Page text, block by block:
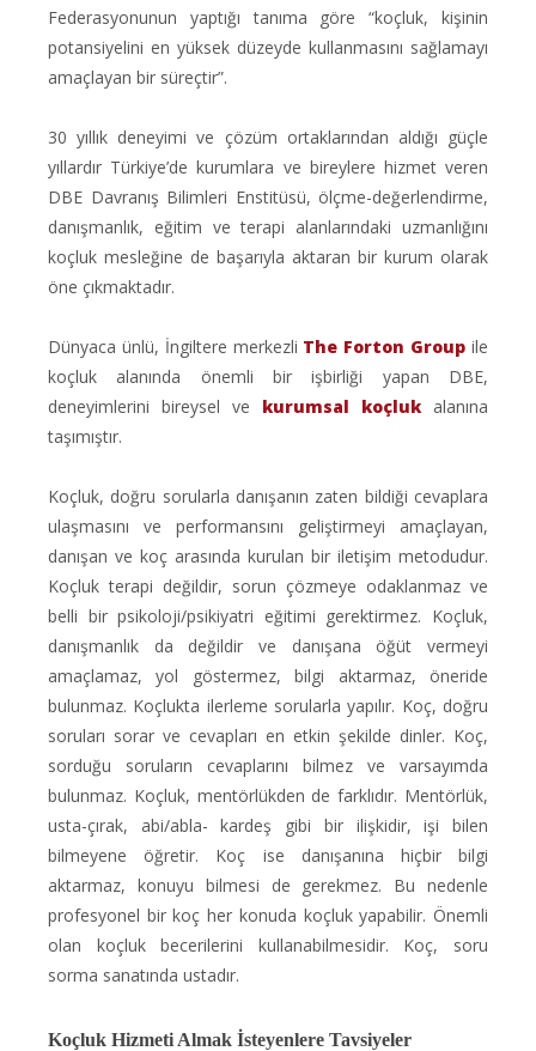
Federasyonunun yaptığı tanıma göre “koçluk, kişinin
potansiyelini en yüksek düzeyde kullanmasını sağlamayı
amaçlayan bir süreçtir”.
30 yıllık deneyimi ve çözüm ortaklarından aldığı güçle
yıllardır Türkiye’de kurumlara ve bireylere hizmet veren
DBE Davranış Bilimleri Enstitüsü, ölçme-değerlendirme,
danışmanlık, eğitim ve terapi alanlarındaki uzmanlığını
koçluk mesleğine de başarıyla aktaran bir kurum olarak
öne çıkmaktadır.
Dünyaca ünlü, İngiltere merkezli The Forton Group ile
koçluk alanında önemli bir işbirliği yapan DBE,
deneyimlerini bireysel ve kurumsal koçlukalanına
taşımıştır.
Koçluk, doğru sorularla danışanın zaten bildiği cevaplara
ulaşmasını ve performansını geliştirmeyi amaçlayan,
danışan ve koç arasında kurulan bir iletişim metodudur.
Koçluk terapi değildir, sorun çözmeye odaklanmaz ve
belli bir psikoloji/psikiyatri eğitimi gerektirmez. Koçluk,
danışmanlık da değildir ve danışana öğüt vermeyi
amaçlamaz, yol göstermez, bilgi aktarmaz, öneride
bulunmaz. Koçlukta ilerleme sorularla yapılır. Koç, doğru
soruları sorar ve cevapları en etkin şekilde dinler. Koç,
sorduğu soruların cevaplarını bilmez ve varsayımda
bulunmaz. Koçluk, mentörlükden de farklıdır. Mentörlük,
usta-çırak, abi/abla- kardeş gibi bir ilişkidir, işi bilen
bilmeyene öğretir. Koç ise danışanına hiçbir bilgi
aktarmaz, konuyu bilmesi de gerekmez. Bu nedenle
profesyonel bir koç her konuda koçluk yapabilir. Önemli
olan koçluk becerilerini kullanabilmesidir. Koç, soru
sorma sanatında ustadır.
Koçluk Hizmeti Almak İsteyenlere Tavsiyeler